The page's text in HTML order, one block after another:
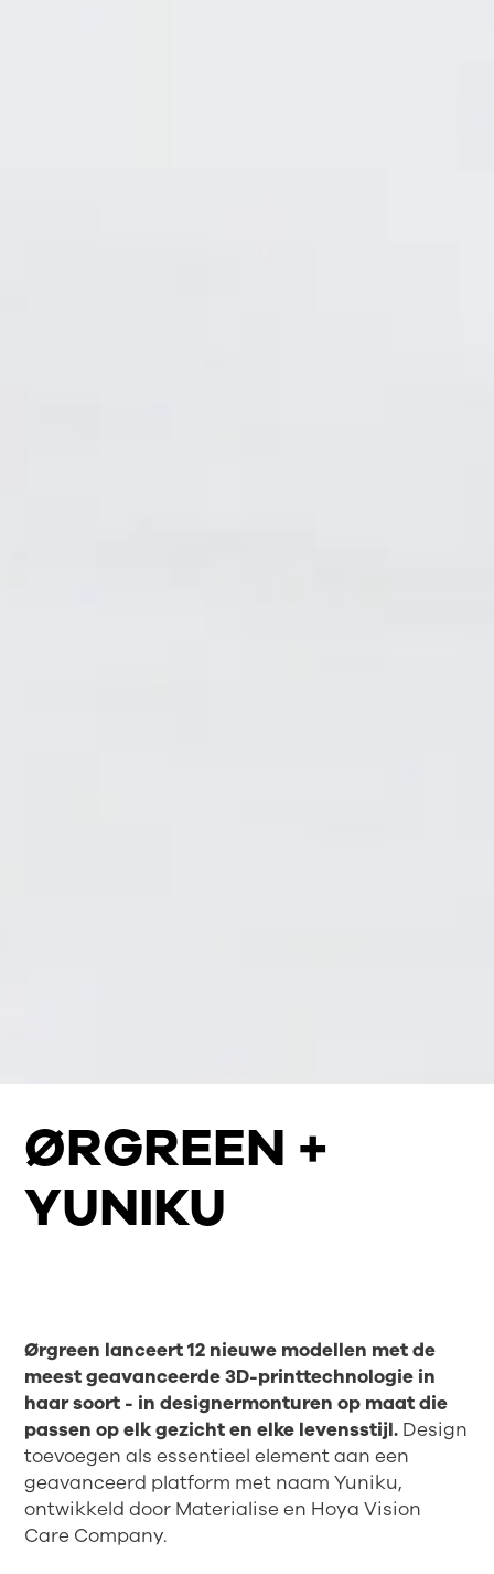
ØRGREEN +
YUNIKU
Ørgreen lanceert 12 nieuwe modellen met de
meest geavanceerde 3D-printtechnologie in
haar soort - in designermonturen op maat die
passen op elk gezicht en elke levensstijl. Design
toevoegen als essentieel element aan een
geavanceerd platform met naam Yuniku,
ontwikkeld door Materialise en Hoya Vision
Care Company.